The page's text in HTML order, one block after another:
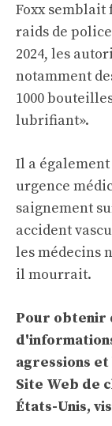
Foxx
raids de
2024, les
notamment
1000
lubrifiant».
Il a
urgence
saignement
accident
les médecins
il mourrait.
Pour obtenir
agressions et
Site Web de
États-Unis,